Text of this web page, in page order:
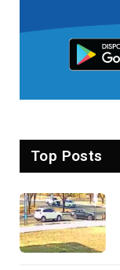
Top Posts